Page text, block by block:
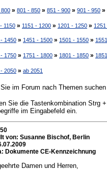
» 801 - 850 » 851 - 900 » 901 - 950 »
1150 » 1151 - 1200 » 1201 - 1250 »
1450 » 1451 - 1500 » 1501 - 1550 »
1750 » 1751 - 1800 » 1801 - 1850 »
2050 » ab 2051
im Forum nach Themen
Sie die Tastenkombination Strg
im Eingabefeld ein.
von: Susanne Bischof, Berlin
Dokumente CE-Kennzeichnung
Damen und Herren,